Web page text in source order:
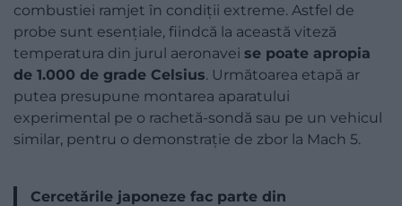
combustiei ramjet în condiții extreme. Astfel de
probe sunt esențiale, fiindcă la această viteză
temperatura din jurul aeronavei se poate apropia
de 1.000 de grade Celsius. Următoarea etapă ar
putea presupune montarea aparatului
experimental pe o rachetă-sondă sau pe un vehicul
similar, pentru o demonstrație de zbor la Mach 5.
Cercetările japoneze fac parte din